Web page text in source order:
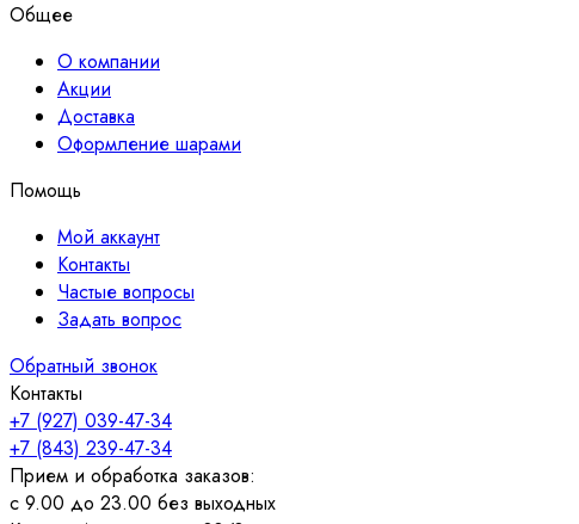
Общее
О компании
Акции
Доставка
Оформление шарами
Помощь
Мой аккаунт
Контакты
Частые вопросы
Задать вопрос
Обратный звонок
Контакты
+7 (927) 039-47-34
+7 (843) 239-47-34
Прием и обработка заказов:
с 9.00 до 23.00 без выходных